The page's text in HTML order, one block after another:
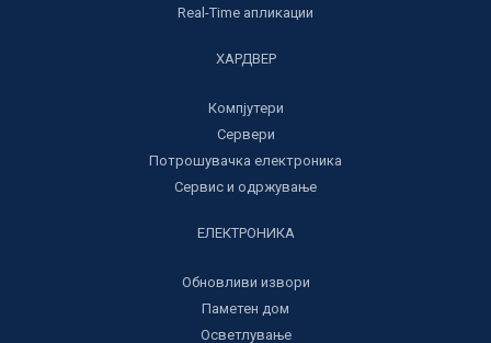
Real-Time апликации
ХАРДВЕР
Компјутери
Сервери
Потрошувачка електроника
Сервис и одржување
ЕЛЕКТРОНИКА
Обновливи извори
Паметен дом
Осветлување